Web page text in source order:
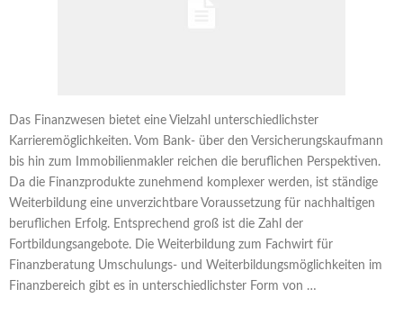
Das Finanzwesen bietet eine Vielzahl unterschiedlichster
Karrieremöglichkeiten. Vom Bank- über den Versicherungskaufmann
bis hin zum Immobilienmakler reichen die beruflichen Perspektiven.
Da die Finanzprodukte zunehmend komplexer werden, ist ständige
Weiterbildung eine unverzichtbare Voraussetzung für nachhaltigen
beruflichen Erfolg. Entsprechend groß ist die Zahl der
Fortbildungsangebote. Die Weiterbildung zum Fachwirt für
Finanzberatung Umschulungs- und Weiterbildungsmöglichkeiten im
Finanzbereich gibt es in unterschiedlichster Form von …